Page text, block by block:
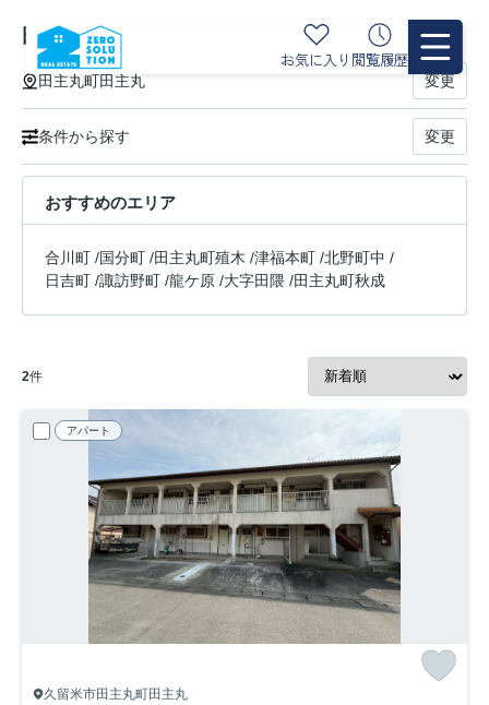
お気に入り 閲覧履歴
田主丸町田主丸の賃貸物件一覧
田主丸町田主丸 変更
条件から探す 変更
おすすめのエリア
合川町 /国分町 /田主丸町殖木 /津福本町 /北野町中 /
日吉町 /諏訪野町 /龍ケ原 /大字田隈 /田主丸町秋成
2件
アパート
久留米市田主丸町田主丸